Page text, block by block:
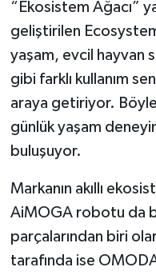
“Ekosistem Ağacı”
geliştirilen
yaşam, evcil hayvan
gibi farklı kullanım
araya getiriyor.
günlük yaşam
buluşuyor.
Markanın akıllı
AiMOGA robotu da
parçalarından biri
tarafında ise